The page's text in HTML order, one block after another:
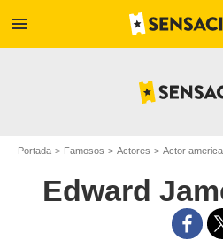
menu
Portada Famosos Actores Actor
Edward